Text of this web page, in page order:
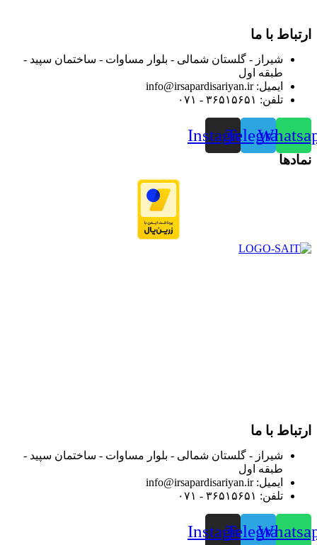
ارتباط با ما
شیراز - گلستان شمالی - بلوار مساوات - ساختمان سپید -
طبقه اول
ایمیل: info@irsapardisariyan.ir
تلفن: ۳۶۵۱۵۶۵۱ - ۰۷۱
Telegram
Instagram
نمادها
ارتباط با ما
شیراز - گلستان شمالی - بلوار مساوات - ساختمان سپید -
طبقه اول
ایمیل: info@irsapardisariyan.ir
تلفن: ۳۶۵۱۵۶۵۱ - ۰۷۱
Telegram
Instagram